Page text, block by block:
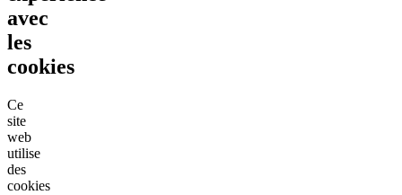
avec
les
cookies
Ce
site
web
utilise
des
cookies